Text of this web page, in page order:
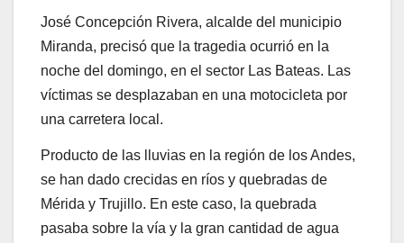
José Concepción Rivera, alcalde del municipio
Miranda, precisó que la tragedia ocurrió en la
noche del domingo, en el sector Las Bateas. Las
víctimas se desplazaban en una motocicleta por
una carretera local.
Producto de las lluvias en la región de los Andes,
se han dado crecidas en ríos y quebradas de
Mérida y Trujillo. En este caso, la quebrada
pasaba sobre la vía y la gran cantidad de agua